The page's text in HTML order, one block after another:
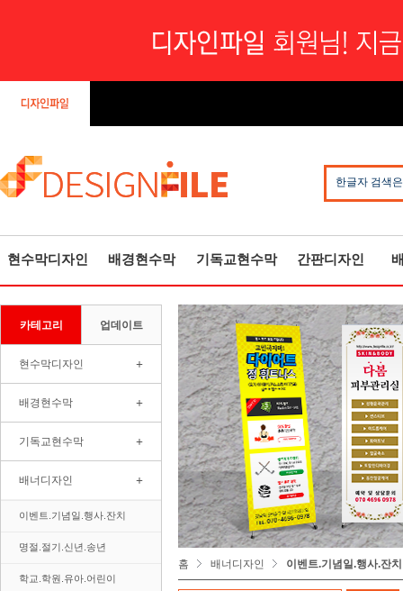
한글자 검색
현수막디자인 배경현수막 기독교현수막 간판디자인
카테고리 업데이트
현수막디자인 +
배경현수막 +
기독교현수막 +
배너디자인 +
이벤트.기념일.행사.잔치
명절.절기.신년.송년
학교.학원.유아.어린이
홈 배너디자인 이벤트.기념일.행사.잔치